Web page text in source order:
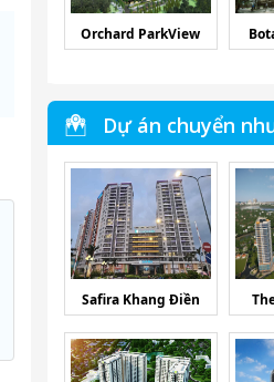
Orchard ParkView
Dự án chuyển
Safira Khang Điền